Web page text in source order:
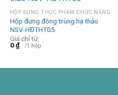
HỘP ĐỰNG THỰC PHẨM CHỨC NĂNG
Hộp đựng đông trùng hạ thảo
NSV-HĐTHT05
Giá chỉ từ:
0₫ /1 hộp